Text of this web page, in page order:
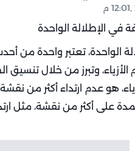
الواحدة، تعتبر واحدة من
وتبرز من خلال
هو عدم ارتداء أكثر من نقشة
على أكثر من نقشة، مثل